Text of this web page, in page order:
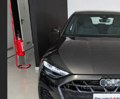
Sensori di parcheggio
Telecamera
Fari LED Matrix
Prezzo al netto
Panoramauto Torino S.r.l.
Valutiamo il tuo usato!Vuoi
foto e datisu:
www.panoramautotorino.it→